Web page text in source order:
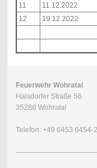
11
11.12.2022
12
19.12.2022
Feuerwehr Wohratal
Halsdorfer Straße 56
35288 Wohratal
Telefon: +49 6453 6454-